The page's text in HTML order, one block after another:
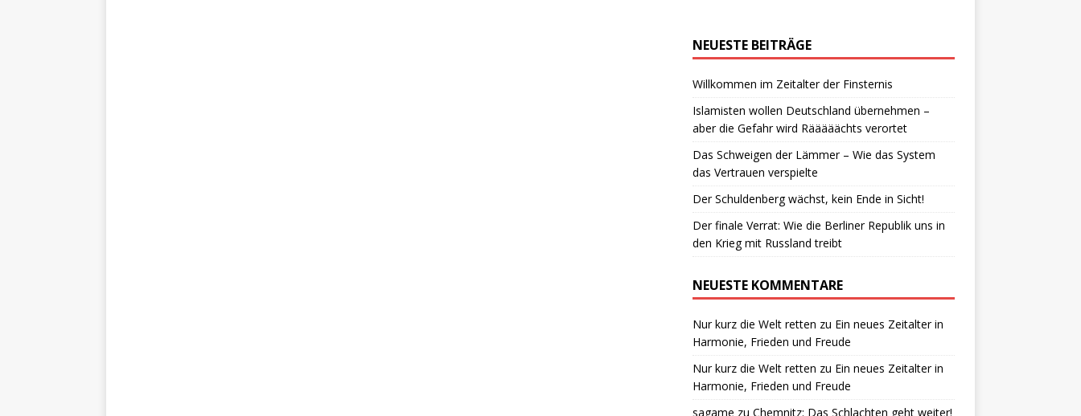
NEUESTE BEITRÄGE
Willkommen im Zeitalter der Finsternis
Islamisten wollen Deutschland übernehmen –
aber die Gefahr wird Rääääächts verortet
Das Schweigen der Lämmer – Wie das System
das Vertrauen verspielte
Der Schuldenberg wächst, kein Ende in Sicht!
Der finale Verrat: Wie die Berliner Republik uns in
den Krieg mit Russland treibt
NEUESTE KOMMENTARE
Nur kurz die Welt retten zu Ein neues Zeitalter in
Harmonie, Frieden und Freude
Nur kurz die Welt retten zu Ein neues Zeitalter in
Harmonie, Frieden und Freude
sagame zu Chemnitz: Das Schlachten geht weiter!